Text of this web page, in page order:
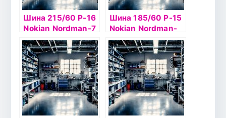
Шина 215/60 Р-16
Nokian Nordman-7
99T б/к шип
Шина 185/60 Р-15
Nokian Nordman-
RS2 88R б/к